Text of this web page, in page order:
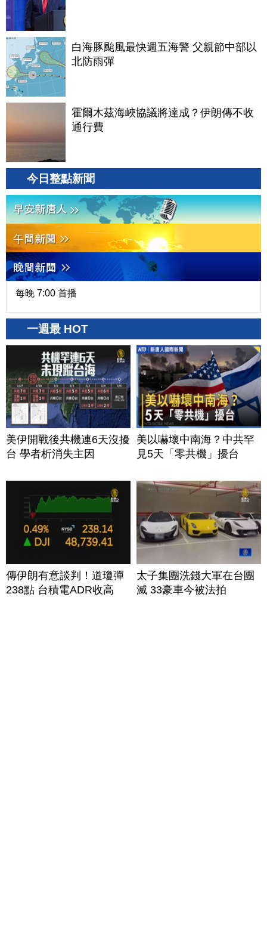
白海豚颱風最快週五海警 父親節中部以
北防雨彈
霍爾木茲海峽協議將達成？伊朗傳不收
通行費
今日整點新聞
每晚 7:00 首播
一週最 HOT
美伊開戰後共機連6天沒擾
台 學者析消失主因
美以嚇壞中南海？中共罕
見5天「零共機」擾台
傳伊朗有意談判！道瓊彈
238點 台積電ADR收高
太子集團洗錢大軍在台團
滅 33豪車今被法拍